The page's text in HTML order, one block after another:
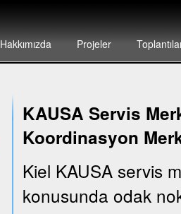
Hakkımızda Projeler
KAUSA Servis
Koordinasyon
Kiel KAUSA servis
konusunda odak